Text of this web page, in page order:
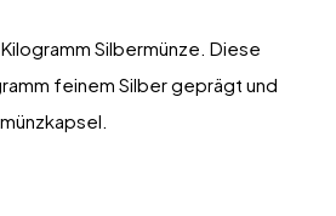
Silbermünze. Diese
feinem Silber geprägt und